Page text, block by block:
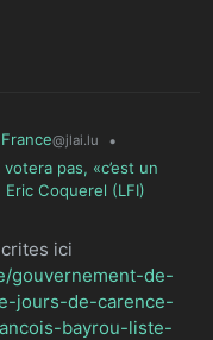
France@jlai.lu
•
pas, «c’est un
Coquerel (LFI)
ici
gouvernement-de-
jours-de-carence-
bayrou-liste-